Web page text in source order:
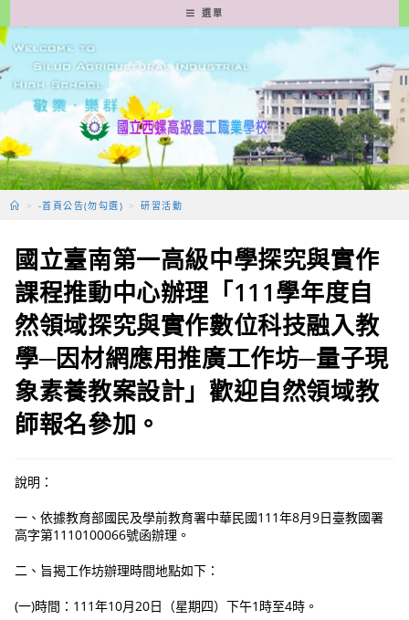
轉
至
要
容
選單
> -首頁公告(勿勾選) > 研習活動
國立臺南第一高級中學探究與實作
課程推動中心辦理「111學年度自
然領域探究與實作數位科技融入教
學─因材網應用推廣工作坊─量子現
象素養教案設計」歡迎自然領域教
師報名參加。
說明：
一、依據教育部國民及學前教育署中華民國111年8月9日臺教國署
高字第1110100066號函辦理。
二、旨揭工作坊辦理時間地點如下：
(一)時間：111年10月20日（星期四）下午1時至4時。